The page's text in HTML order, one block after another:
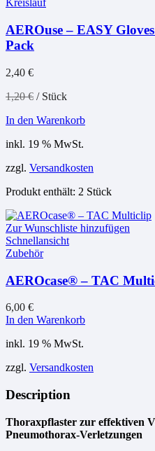
Kreislauf
AEROuse – EASY
Pack
2,40 €
1,20€ / Stück
In den Warenkorb
inkl. 19 % MwSt.
zzgl. Versandkosten
Produkt enthält: 2 Stück
Zur Wunschliste hinzufügen
Schnellansicht
Zubehör
AEROcase® – TAC
6,00 €
In den Warenkorb
inkl. 19 % MwSt.
zzgl. Versandkosten
Description
Thoraxpflaster zur effektiven
Pneumothorax-Verletzungen